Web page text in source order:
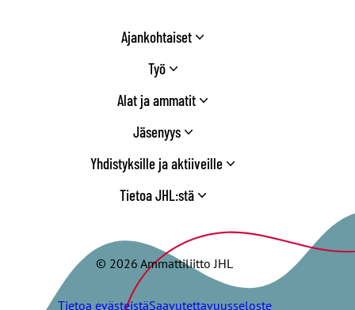
Ajankohtaiset
Työ
Alat ja ammatit
Jäsenyys
Yhdistyksille ja aktiiveille
Tietoa JHL:stä
© 2026 Ammattiliitto JHL
Tietoa evästeistäSaavutettavuusseloste